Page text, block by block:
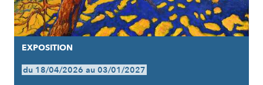
EXPOSITION
du 18/04/2026 au 03/01/2027